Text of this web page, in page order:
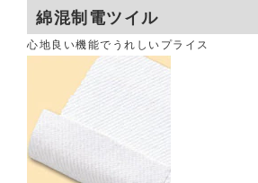
綿混制電ツイル
心地良い機能でうれしいプライス